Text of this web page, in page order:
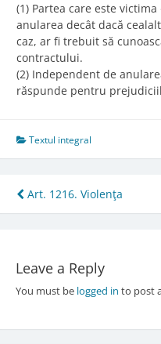
(1) Partea care este
anularea decât dacă
caz, ar fi trebuit să
contractului.
(2) Independent de
răspunde pentru
Textul integral
Post
navigation
Art. 1216. Violenţa
Leave a Reply
You must be logged in to post